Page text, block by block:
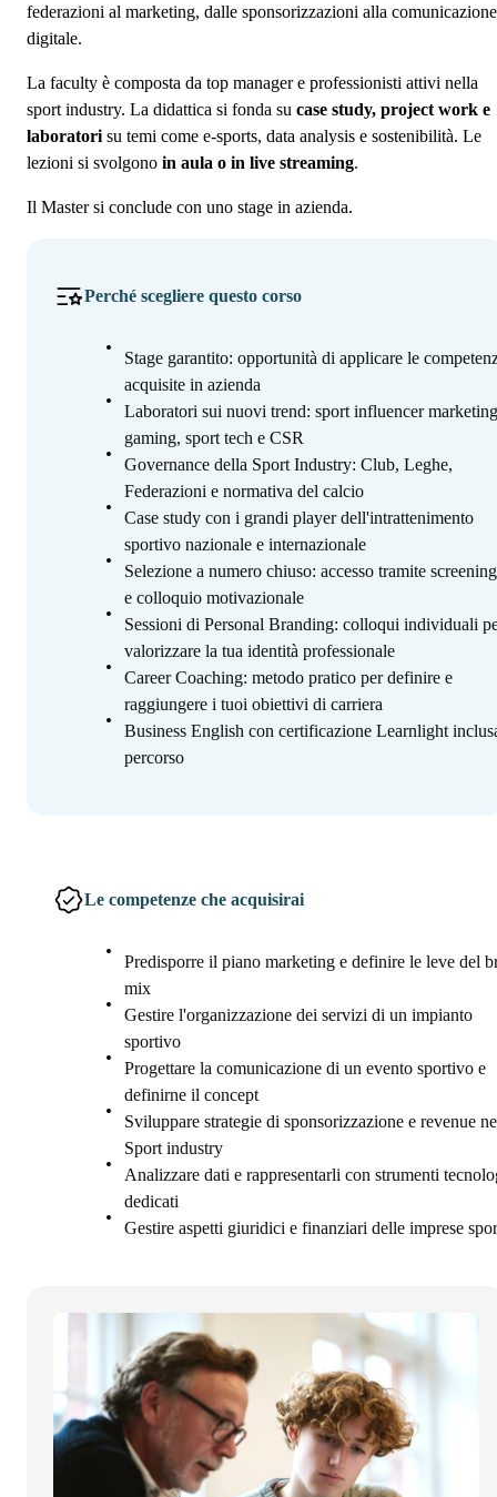
federazioni al marketing, dalle sponsorizzazioni alla comunicazione
digitale.
La faculty è composta da top manager e professionisti attivi nella
sport industry. La didattica si fonda su case study, project work e
laboratori su temi come e-sports, data analysis e sostenibilità. Le
lezioni si svolgono in aula o in live streaming.
Il Master si conclude con uno stage in azienda.
Perché scegliere questo corso
Stage garantito: opportunità di applicare le
acquisite in azienda
Laboratori sui nuovi trend: sport influencer
gaming, sport tech e CSR
Governance della Sport Industry: Club, Leghe,
Federazioni e normativa del calcio
Case study con i grandi player dell'intrattenimento
sportivo nazionale e internazionale
Selezione a numero chiuso: accesso tramite
e colloquio motivazionale
Sessioni di Personal Branding: colloqui individuali
valorizzare la tua identità professionale
Career Coaching: metodo pratico per definire e
raggiungere i tuoi obiettivi di carriera
Business English con certificazione Learnlight
percorso
Le competenze che acquisirai
Predisporre il piano marketing e definire le leve del
mix
Gestire l'organizzazione dei servizi di un impianto
sportivo
Progettare la comunicazione di un evento sportivo e
definirne il concept
Sviluppare strategie di sponsorizzazione e revenue
Sport industry
Analizzare dati e rappresentarli con strumenti
dedicati
Gestire aspetti giuridici e finanziari delle imprese